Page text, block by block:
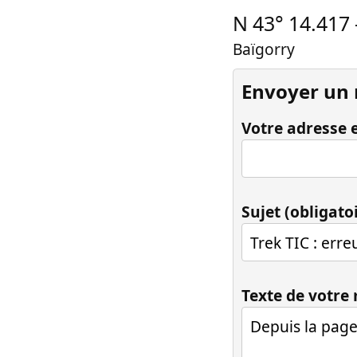
N 43° 14.417
Baïgorry
Envoyer un
Votre adresse
Sujet
Texte de